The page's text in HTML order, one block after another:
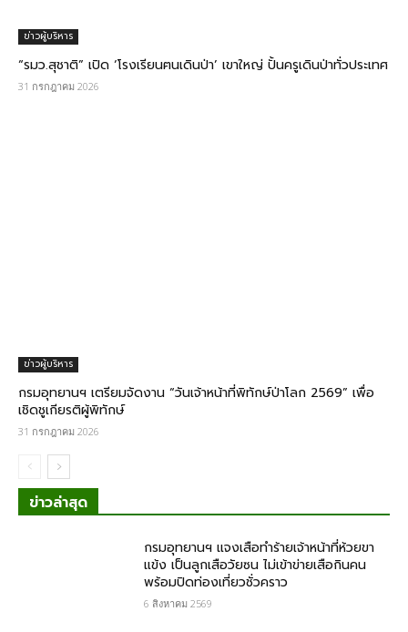
ข่าวผู้บริหาร
“รมว.สุชาติ” เปิด ‘โรงเรียนฅนเดินป่า’ เขาใหญ่ ปั้นครูเดินป่าทั่วประเทศ
31 กรกฎาคม 2026
ข่าวผู้บริหาร
กรมอุทยานฯ เตรียมจัดงาน “วันเจ้าหน้าที่พิทักษ์ป่าโลก 2569” เพื่อ
เชิดชูเกียรติผู้พิทักษ์
31 กรกฎาคม 2026
ข่าวล่าสุด
กรม​อุทยานฯ แจงเสือทำร้ายเจ้าหน้าที่ห้วยขา
แข้ง เป็นลูกเสือวัยซน ไม่เข้าข่ายเสือกินคน
พร้อมปิดท่องเที่ยวชั่วคราว
6 สิงหาคม 2569